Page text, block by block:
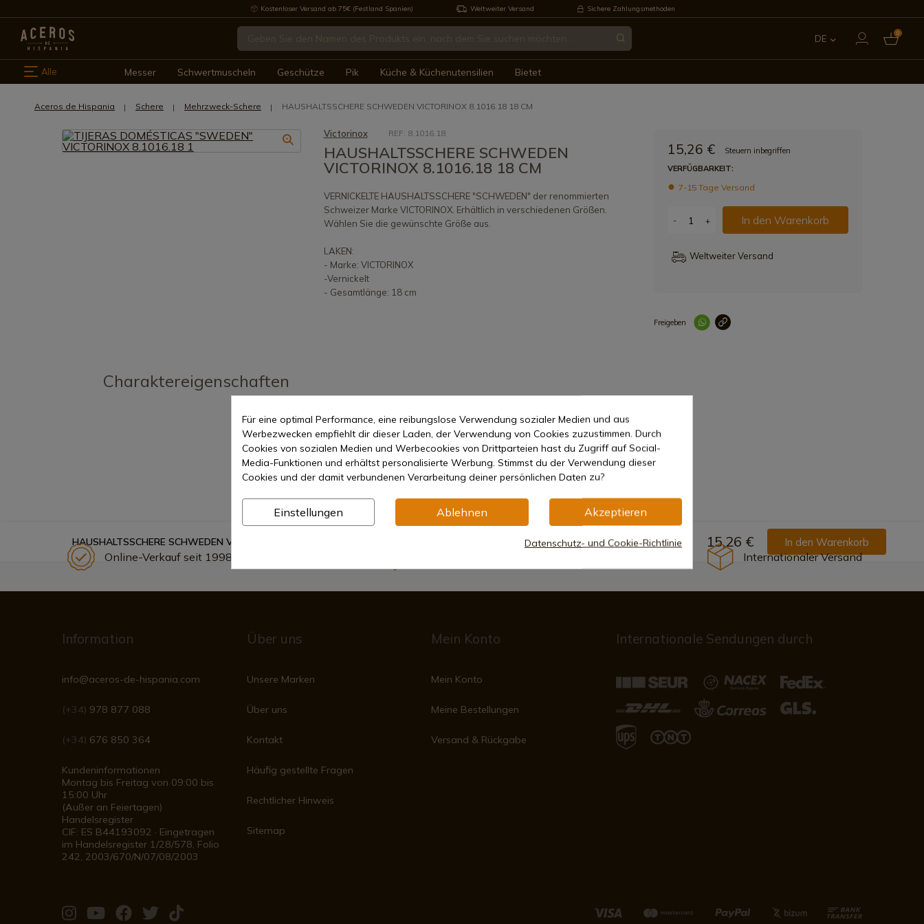
Kostenloser Versand ab 75€ (Festland Spanien) Weltweiter Versand Sichere Zahlungsmethoden
DE 0
Alle Messer Schwertmuscheln Geschütze Pik Küche & Küchenutensilien Bietet
Aceros de Hispania Schere Mehrzweck-Schere HAUSHALTSSCHERE SCHWEDEN VICTORINOX 8.1016.18 18 CM
Victorinox REF: 8.1016.18
HAUSHALTSSCHERE SCHWEDEN
VICTORINOX 8.1016.18 18 CM
VERNICKELTE HAUSHALTSSCHERE "SCHWEDEN" der renommierten
Schweizer Marke VICTORINOX. Erhältlich in verschiedenen Größen.
Wählen Sie die gewünschte Größe aus.
LAKEN:
- Marke: VICTORINOX
-Vernickelt
- Gesamtlänge: 18 cm
15,26 €
Steuern inbegriffen
VERFÜGBARKEIT:
7-15 Tage Versand
- + In den Warenkorb
Weltweiter Versand
Freigeben
Charaktereigenschaften
HAUSHALTSSCHERE SCHWEDEN VICTORINOX 8.1016.18 18 CM 15,26 € In den Warenkorb
Online-Verkauf seit 1998 Internationaler Versand
Information
info@aceros-de-hispania.com
(+34) 978 877 088
(+34) 676 850 364
Kundeninformationen
Montag bis Freitag von 09:00 bis
15:00 Uhr
(Außer an Feiertagen)
Handelsregister
CIF: ES B44193092 · Eingetragen
im Handelsregister 1/28/578, Folio
242, 2003/670/N/07/08/2003
Über uns
Unsere Marken
Über uns
Kontakt
Häufig gestellte Fragen
Rechtlicher Hinweis
Sitemap
Mein Konto
Mein Konto
Meine Bestellungen
Versand & Rückgabe
Internationale Sendungen durch
Für eine optimal Performance, eine reibungslose Verwendung sozialer Medien und aus
Werbezwecken empfiehlt dir dieser Laden, der Verwendung von Cookies zuzustimmen. Durch
Cookies von sozialen Medien und Werbecookies von Drittparteien hast du Zugriff auf Social-
Media-Funktionen und erhältst personalisierte Werbung. Stimmst du der Verwendung dieser
Cookies und der damit verbundenen Verarbeitung deiner persönlichen Daten zu?
Einstellungen Ablehnen Akzeptieren
Datenschutz- und Cookie-Richtlinie